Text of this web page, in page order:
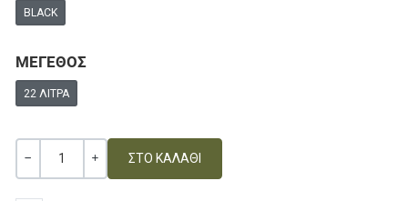
BLACK
ΜΕΓΕΘΟΣ
22 ΛΊΤΡΑ
Ποσότητα